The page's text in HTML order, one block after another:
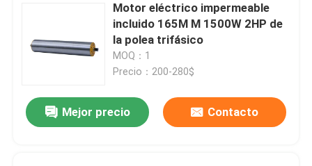
Los vídeos
Sobre nosotros
Motor eléctrico impermeable
incluido 165M M 1500W 2HP de
la polea trifásico
MOQ：1
Precio：200-280$
Mejor precio Contacto